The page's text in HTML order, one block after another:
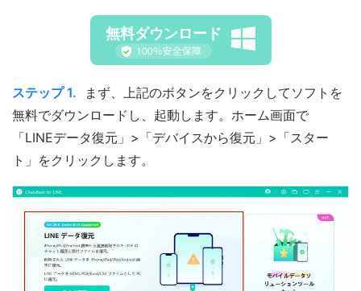
無料ダウンロード
ステップ 1.
まず、上記のボタンをクリックしてソフトを
無料でダウンロードし、起動します。ホーム画面で
「LINEデータ復元」>「デバイスから復元」>「スター
ト」をクリックします。